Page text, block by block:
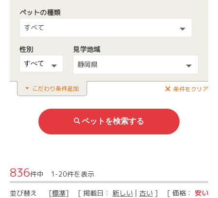
ペットの種類
すべて
性別
見学地域
静岡県
こだわり条件追加 条件をクリア
836件中 1-20件を表示
並び替え [標準] [ 掲載日： 新しい | 古い ] [ 価格： 安い